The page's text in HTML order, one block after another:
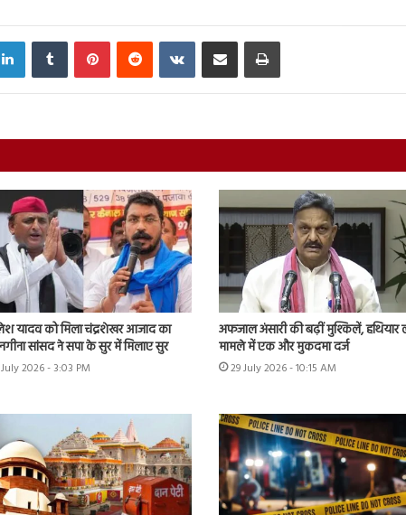
LinkedInTumblr PinterestReddit VKontakteShare via Email Print
यादव को मिला चंद्रशेखर आजाद का
सांसद ने सपा के सुर में मिलाए सुर
2026 - 3:03 PM
अफजाल अंसारी की बढ़ीं मुश्किलें, हथियार
मामले में एक और मुकदमा दर्ज
29 July 2026 - 10:15 AM